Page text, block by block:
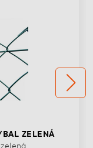
ZELENÁ